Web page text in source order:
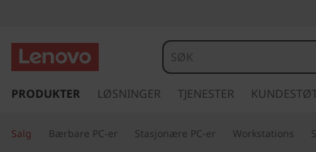
d
e
a
P
å
l
PRODUKTER LØSNINGER TJENESTER
Salg Bærbare PC-er Stasjonære PC-er Workstations